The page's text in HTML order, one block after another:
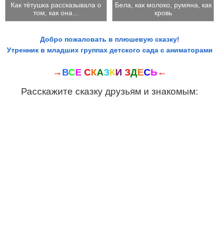
Как тётушка рассказывала о
том, как она…
Бела, как молоко, румяна, как
кровь
Добро пожаловать в плюшевую сказку!
Утренник в младших группах детского сада с аниматорами
→ ВСЕ СКАЗКИ ЗДЕСЬ ←
Расскажите сказку друзьям и знакомым: